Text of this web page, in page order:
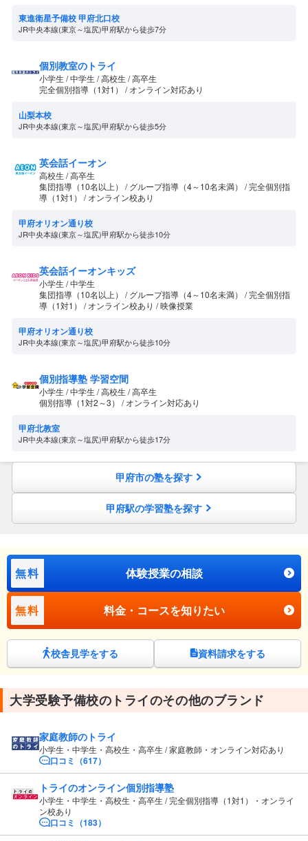
東進衛星予備校 甲府北口校
JR中央本線(東京～塩尻)甲府駅から徒歩7分
個別教室のトライ
小学生 / 中学生 / 高校生 / 高卒生
完全個別指導（1対1） / オンライン対応あり
山梨本校
JR中央本線(東京～塩尻)甲府駅から徒歩5分
英会話イーオン
高校生 / 高卒生
集団指導（10名以上） / グループ指導（4～10名未満） / 完全個別指
導（1対1） / オンライン校あり
甲府オリオン通り校
JR中央本線(東京～塩尻)甲府駅から徒歩10分
英会話イーオンキッズ
小学生 / 中学生
集団指導（10名以上） / グループ指導（4～10名未満） / 完全個別指
導（1対1） / オンライン校あり / 映像授業
甲府オリオン通り校
JR中央本線(東京～塩尻)甲府駅から徒歩10分
個別指導塾 学習空間
小学生 / 中学生 / 高校生 / 高卒生
個別指導（1対2～3） / オンライン対応あり
甲府北教室
JR中央本線(東京～塩尻)甲府駅から徒歩17分
甲府市の塾を探す
甲府駅の学習塾を探す
無料 体験授業の相談
無料 料金・コースを知りたい
校舎見学をする 資料請求をする
大学受験予備校のトライのその他のブランド
家庭教師のトライ
小学生・中学生・高校生・高卒生 / 家庭教師・オンライン対応あり
口コミ（617）
トライのオンライン個別指導塾
小学生・中学生・高校生・高卒生 / 完全個別指導（1対1）・オンライ
ン校あり
口コミ（183）